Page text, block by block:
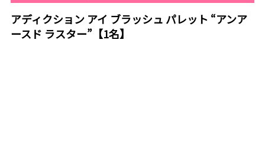
アディクション アイ ブラッシュ パレット “アンア
ースド ラスター”【1名】